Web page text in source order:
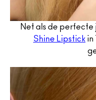
Net als de perfecte
Shine Lipstick in